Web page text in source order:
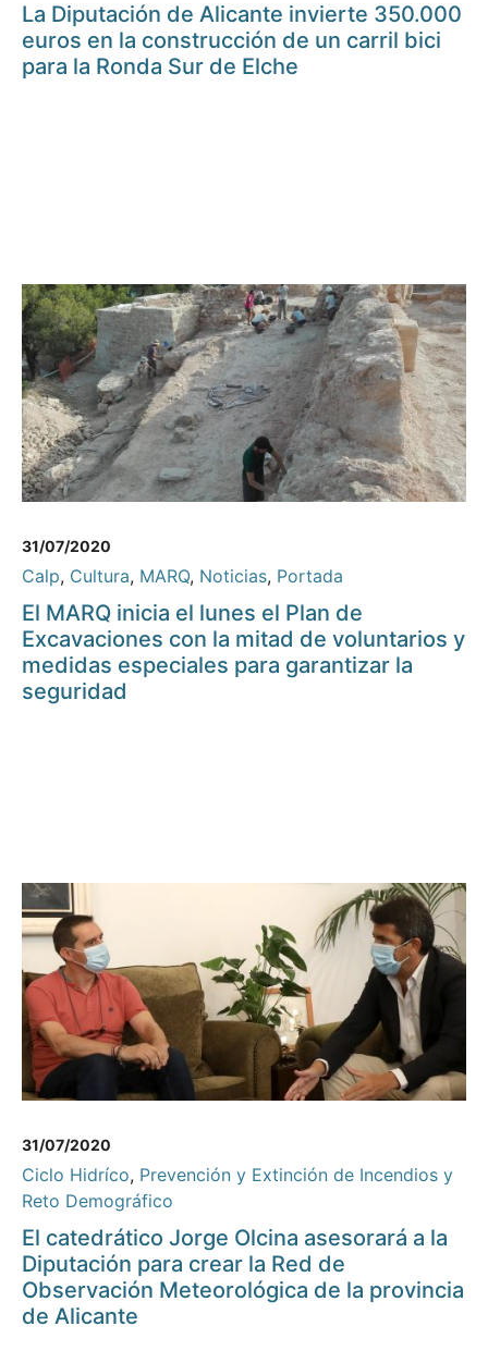
La Diputación de Alicante invierte 350.000
euros en la construcción de un carril bici
para la Ronda Sur de Elche
31/07/2020
Calp, Cultura, MARQ, Noticias, Portada
El MARQ inicia el lunes el Plan de
Excavaciones con la mitad de voluntarios y
medidas especiales para garantizar la
seguridad
31/07/2020
Ciclo Hidríco, Prevención y Extinción de Incendios y
Reto Demográfico
El catedrático Jorge Olcina asesorará a la
Diputación para crear la Red de
Observación Meteorológica de la provincia
de Alicante